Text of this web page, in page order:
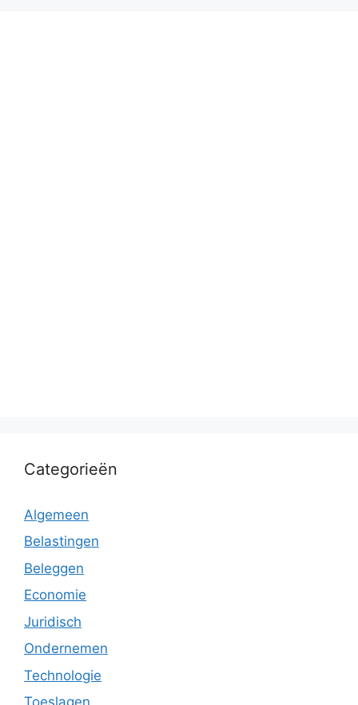
Categorieën
Algemeen
Belastingen
Beleggen
Economie
Juridisch
Ondernemen
Technologie
Toeslagen